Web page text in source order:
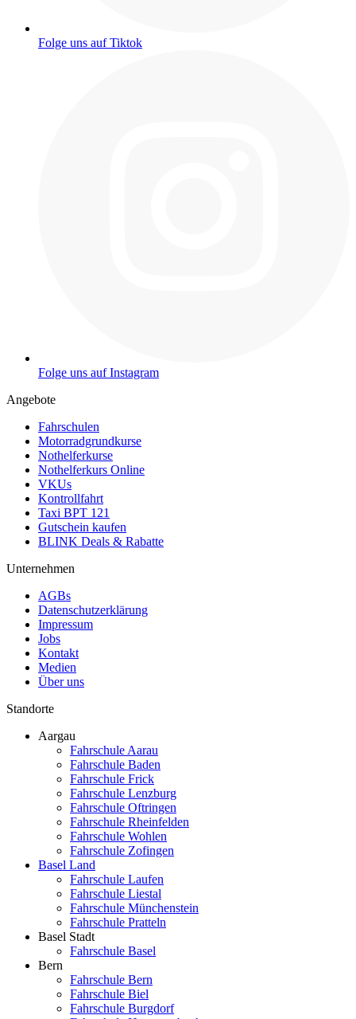
Folge uns auf Tiktok
Folge uns auf Instagram
Angebote
Fahrschulen
Motorradgrundkurse
Nothelferkurse
Nothelferkurs Online
VKUs
Kontrollfahrt
Taxi BPT 121
Gutschein kaufen
BLINK Deals & Rabatte
Unternehmen
AGBs
Datenschutzerklärung
Impressum
Jobs
Kontakt
Medien
Über uns
Standorte
Aargau
Fahrschule Aarau
Fahrschule Baden
Fahrschule Frick
Fahrschule Lenzburg
Fahrschule Oftringen
Fahrschule Rheinfelden
Fahrschule Wohlen
Fahrschule Zofingen
Basel Land
Fahrschule Laufen
Fahrschule Liestal
Fahrschule Münchenstein
Fahrschule Pratteln
Basel Stadt
Fahrschule Basel
Bern
Fahrschule Bern
Fahrschule Biel
Fahrschule Burgdorf